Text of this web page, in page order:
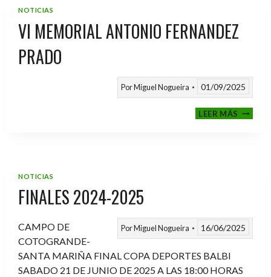
NOTICIAS
VI MEMORIAL ANTONIO FERNANDEZ
PRADO
PorMiguel Nogueira 01/09/2025
LEER MÁSVI
NOTICIAS
FINALES 2024-2025
PorMiguel Nogueira 16/06/2025
CAMPO DE
COTOGRANDE-
SANTA MARIÑA FINAL COPA DEPORTES BALBI
SABADO 21 DE JUNIO DE 2025 A LAS 18:00 HORAS